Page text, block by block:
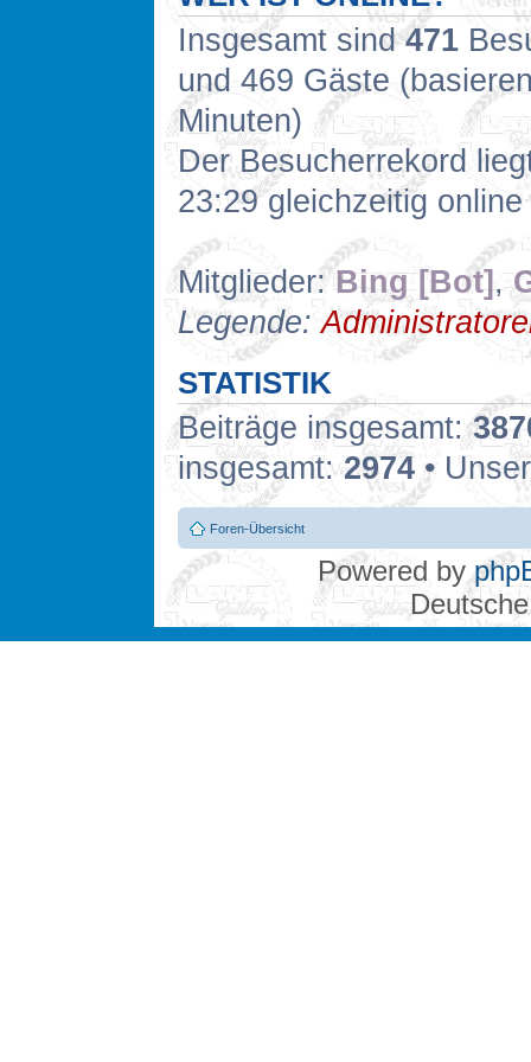
Insgesamt sind471
und 469 Gäste
Minuten)
Der Besucherrekord
23:29 gleichzeitig
Mitglieder:Bing [Bot],
Legende:
STATISTIK
Beiträge insgesamt:
insgesamt:2974 •
Foren-Übersicht
Powered by